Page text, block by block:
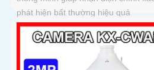
phát hiện bất thường hiệu quả